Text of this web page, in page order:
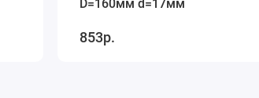
D=160мм d=17мм
853р.